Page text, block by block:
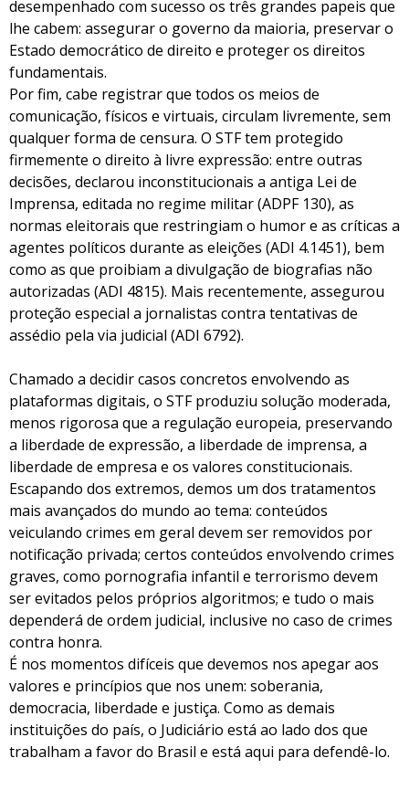
desempenhado com sucesso os três grandes papeis que
lhe cabem: assegurar o governo da maioria, preservar o
Estado democrático de direito e proteger os direitos
fundamentais.
Por fim, cabe registrar que todos os meios de
comunicação, físicos e virtuais, circulam livremente, sem
qualquer forma de censura. O STF tem protegido
firmemente o direito à livre expressão: entre outras
decisões, declarou inconstitucionais a antiga Lei de
Imprensa, editada no regime militar (ADPF 130), as
normas eleitorais que restringiam o humor e as críticas a
agentes políticos durante as eleições (ADI 4.1451), bem
como as que proibiam a divulgação de biografias não
autorizadas (ADI 4815). Mais recentemente, assegurou
proteção especial a jornalistas contra tentativas de
assédio pela via judicial (ADI 6792).
Chamado a decidir casos concretos envolvendo as
plataformas digitais, o STF produziu solução moderada,
menos rigorosa que a regulação europeia, preservando
a liberdade de expressão, a liberdade de imprensa, a
liberdade de empresa e os valores constitucionais.
Escapando dos extremos, demos um dos tratamentos
mais avançados do mundo ao tema: conteúdos
veiculando crimes em geral devem ser removidos por
notificação privada; certos conteúdos envolvendo crimes
graves, como pornografia infantil e terrorismo devem
ser evitados pelos próprios algoritmos; e tudo o mais
dependerá de ordem judicial, inclusive no caso de crimes
contra honra.
É nos momentos difíceis que devemos nos apegar aos
valores e princípios que nos unem: soberania,
democracia, liberdade e justiça. Como as demais
instituições do país, o Judiciário está ao lado dos que
trabalham a favor do Brasil e está aqui para defendê-lo.